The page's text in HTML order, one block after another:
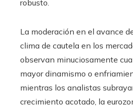
robusto.
La moderación en el avance
clima de cautela en los
observan minuciosamente
mayor dinamismo o
mientras los analistas
crecimiento acotado, la